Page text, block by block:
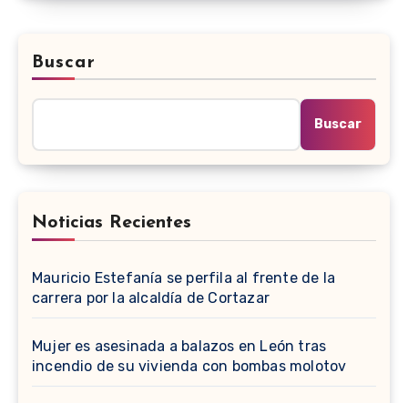
Buscar
Buscar
Noticias Recientes
Mauricio Estefanía se perfila al frente de la
carrera por la alcaldía de Cortazar
Mujer es asesinada a balazos en León tras
incendio de su vivienda con bombas molotov